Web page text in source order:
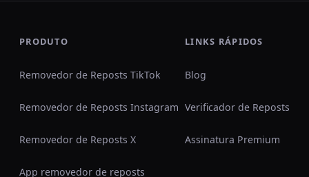
PRODUTO
Removedor de Reposts TikTok
Removedor de Reposts Instagram
Removedor de Reposts X
App removedor de reposts
LINKS RÁPIDOS
Blog
Verificador de Reposts
Assinatura Premium